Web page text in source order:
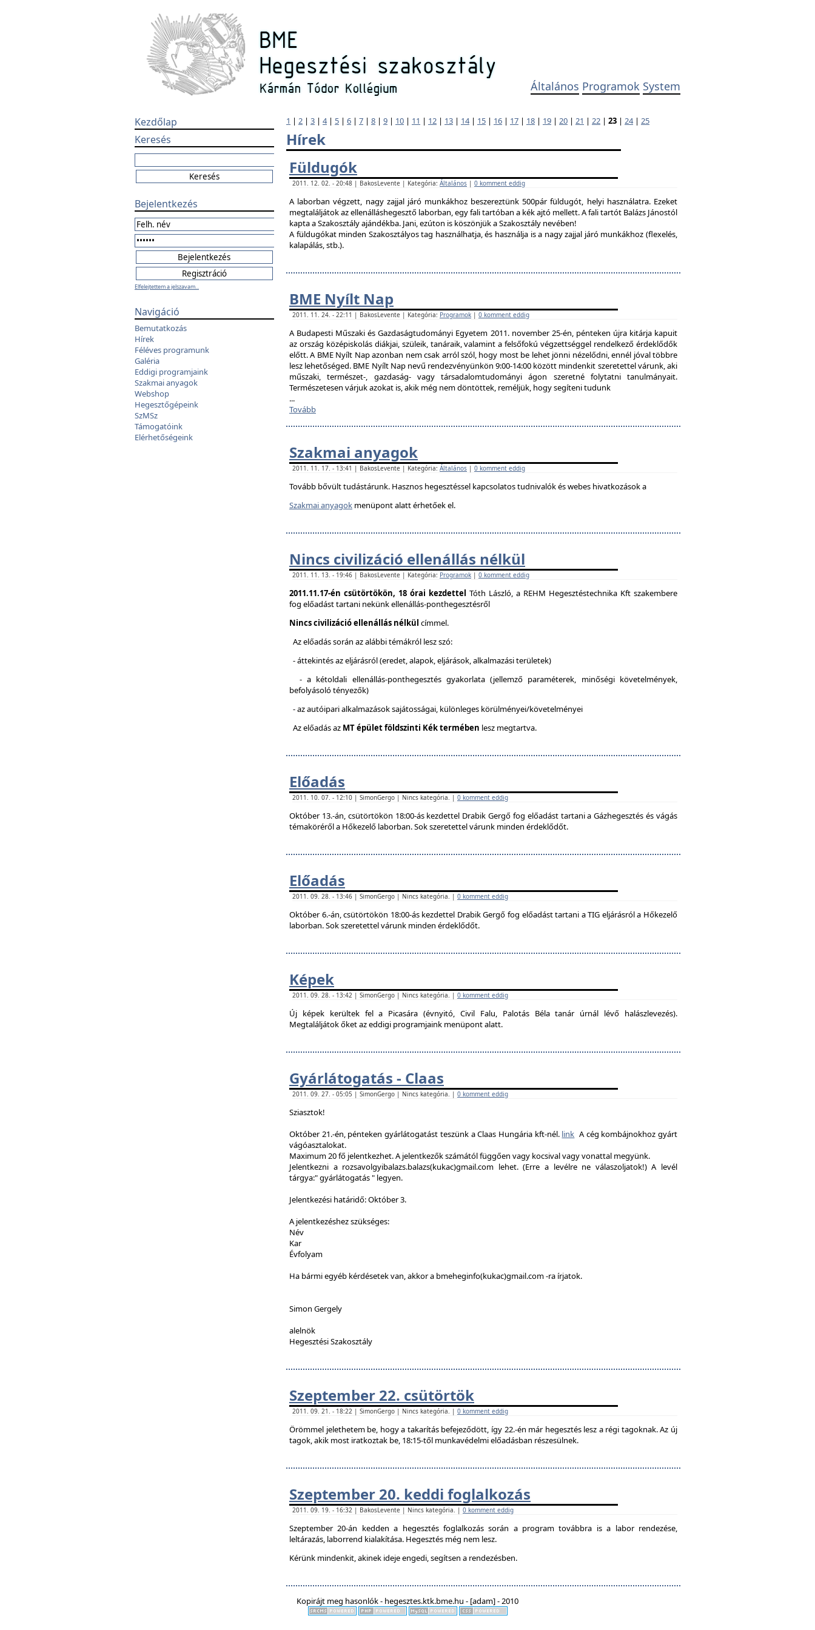
Általános Programok System
Kezdőlap
Keresés
Bejelentkezés
Elfelejtettem a jelszavam...
Navigáció
Bemutatkozás
Hírek
Féléves programunk
Galéria
Eddigi programjaink
Szakmai anyagok
Webshop
Hegesztőgépeink
SzMSz
Támogatóink
Elérhetőségeink
1 | 2 | 3 | 4| 5 | 6 | 7 | 8 | 9 | 10 | 11 | 12 | 13 | 14| 15 | 16 | 17 | 18 | 19 | 20 | 21 | 22 | 23 | 24| 25
Hírek
Füldugók
2011. 12. 02. - 20:48 | BakosLevente | Kategória: Általános | 0 komment eddig
A laborban végzett, nagy zajjal járó munkákhoz beszereztünk 500pár füldugót, helyi használatra. Ezeket
megtaláljátok az ellenálláshegesztő laborban, egy fali tartóban a kék ajtó mellett. A fali tartót Balázs Jánostól
kapta a Szakosztály ajándékba. Jani, ezúton is köszönjük a Szakosztály nevében!
A füldugókat minden Szakosztályos tag használhatja, és használja is a nagy zajjal járó munkákhoz (flexelés,
kalapálás, stb.).
BME Nyílt Nap
2011. 11. 24. - 22:11 | BakosLevente | Kategória: Programok | 0 komment eddig
A Budapesti Műszaki és Gazdaságtudományi Egyetem 2011. november 25-én, pénteken újra kitárja kapuit
az ország középiskolás diákjai, szüleik, tanáraik, valamint a felsőfokú végzettséggel rendelkező érdeklődők
előtt. A BME Nyílt Nap azonban nem csak arról szól, hogy most be lehet jönni nézelődni, ennél jóval többre
lesz lehetőséged. BME Nyílt Nap nevű rendezvényünkön 9:00-14:00 között mindenkit szeretettel várunk, aki
műszaki, természet-, gazdaság- vagy társadalomtudományi ágon szeretné folytatni tanulmányait.
Természetesen várjuk azokat is, akik még nem döntöttek, reméljük, hogy segíteni tudunk
...
Tovább
Szakmai anyagok
2011. 11. 17. - 13:41 | BakosLevente | Kategória: Általános | 0 komment eddig
Tovább bővült tudástárunk. Hasznos hegesztéssel kapcsolatos tudnivalók és webes hivatkozások a
Szakmai anyagok menüpont alatt érhetőek el.
Nincs civilizáció ellenállás nélkül
2011. 11. 13. - 19:46 | BakosLevente | Kategória: Programok | 0 komment eddig
2011.11.17-én csütörtökön, 18 órai kezdettel Tóth László, a REHM Hegesztéstechnika Kft szakembere
fog előadást tartani nekünk ellenállás-ponthegesztésről
Nincs civilizáció ellenállás nélkül címmel.
Az előadás során az alábbi témákról lesz szó:
- áttekintés az eljárásról (eredet, alapok, eljárások, alkalmazási területek)
- a kétoldali ellenállás-ponthegesztés gyakorlata (jellemző paraméterek, minőségi követelmények,
befolyásoló tényezők)
- az autóipari alkalmazások sajátosságai, különleges körülményei/követelményei
Az előadás az MT épület földszinti Kék termében lesz megtartva.
Előadás
2011. 10. 07. - 12:10 | SimonGergo | Nincs kategória. | 0 komment eddig
Október 13.-án, csütörtökön 18:00-ás kezdettel Drabik Gergő fog előadást tartani a Gázhegesztés és vágás
témaköréről a Hőkezelő laborban. Sok szeretettel várunk minden érdeklődőt.
Előadás
2011. 09. 28. - 13:46 | SimonGergo | Nincs kategória. | 0 komment eddig
Október 6.-án, csütörtökön 18:00-ás kezdettel Drabik Gergő fog előadást tartani a TIG eljárásról a Hőkezelő
laborban. Sok szeretettel várunk minden érdeklődőt.
Képek
2011. 09. 28. - 13:42 | SimonGergo | Nincs kategória. | 0 komment eddig
Új képek kerültek fel a Picasára (évnyitó, Civil Falu, Palotás Béla tanár úrnál lévő halászlevezés).
Megtaláljátok őket az eddigi programjaink menüpont alatt.
Gyárlátogatás - Claas
2011. 09. 27. - 05:05 | SimonGergo | Nincs kategória. | 0 komment eddig
Sziasztok!
Október 21.-én, pénteken gyárlátogatást teszünk a Claas Hungária kft-nél. link A cég kombájnokhoz gyárt
vágóasztalokat.
Maximum 20 fő jelentkezhet. A jelentkezők számától függően vagy kocsival vagy vonattal megyünk.
Jelentkezni a rozsavolgyibalazs.balazs(kukac)gmail.com lehet. (Erre a levélre ne válaszoljatok!) A levél
tárgya:" gyárlátogatás " legyen.
Jelentkezési határidő: Október 3.
A jelentkezéshez szükséges:
Név
Kar
Évfolyam
Ha bármi egyéb kérdésetek van, akkor a bmeheginfo(kukac)gmail.com -ra írjatok.
Simon Gergely
alelnök
Hegesztési Szakosztály
Szeptember 22. csütörtök
2011. 09. 21. - 18:22 | SimonGergo | Nincs kategória. | 0 komment eddig
Örömmel jelethetem be, hogy a takarítás befejeződött, így 22.-én már hegesztés lesz a régi tagoknak. Az új
tagok, akik most iratkoztak be, 18:15-től munkavédelmi előadásban részesülnek.
Szeptember 20. keddi foglalkozás
2011. 09. 19. - 16:32 | BakosLevente | Nincs kategória. | 0 komment eddig
Szeptember 20-án kedden a hegesztés foglalkozás során a program továbbra is a labor rendezése,
leltárazás, laborrend kialakítása. Hegesztés még nem lesz.
Kérünk mindenkit, akinek ideje engedi, segítsen a rendezésben.
Kopirájt meg hasonlók - hegesztes.ktk.bme.hu - [adam] - 2010